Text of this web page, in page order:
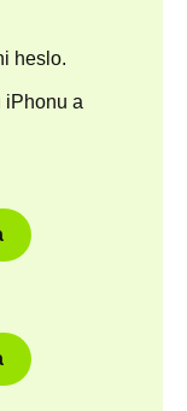
heslo.
iPhonu a